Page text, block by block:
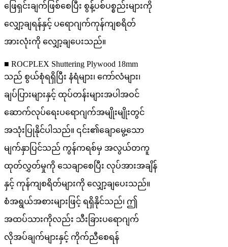
ဖြေရှင်းချက်ဖြစ်စေပြီး စွန့်ပစ်ပစ္စည်းများကို
လျှော့ချရန်နှင့် ပရောဂျက်ကုန်ကျစရိတ်
အားလုံးကို လျှော့ချပေးသည်။
■ ROCPLEX Shuttering Plywood 18mm
သည် စွယ်စုံရရှိပြီး နံရံများ၊ ကော်လံများ၊
ချပ်ပြားများနှင့် ထုပ်တန်းများအပါအဝင်
ဆောက်လုပ်ရေးပရောဂျက်အမျိုးမျိုးတွင်
အသုံးပြုနိုင်ပါသည်။ ၎င်း၏ချောမွေ့သော
မျက်နှာပြင်သည် ကွန်ကရစ်မှ အလွယ်တကူ
ထုတ်လွှတ်မှုကို သေချာစေပြီး လုပ်အားအချိန်
နှင့် ကုန်ကျစရိတ်များကို လျှော့ချပေးသည်။
စံအရွယ်အစားများဖြင့် ရရှိနိုင်သည်၊ ဤ
အထပ်သားကိုလည်း သီးခြားပရောဂျက်
လိုအပ်ချက်များနှင့် ကိုက်ညီစေရန်